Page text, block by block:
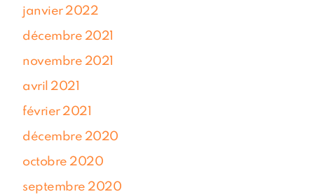
Téléchargez la brochure
janvier 2022
décembre 2021
novembre 2021
avril 2021
février 2021
décembre 2020
octobre 2020
septembre 2020